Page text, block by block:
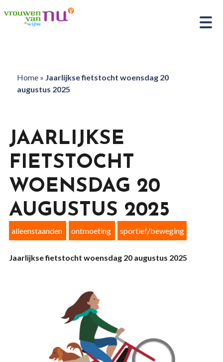
Home» Jaarlijkse fietstocht woensdag 20
augustus 2025
JAARLIJKSE
FIETSTOCHT
WOENSDAG 20
AUGUSTUS 2025
alleenstaanden ontmoeting sportief/beweging
Jaarlijkse fietstocht woensdag 20 augustus 2025